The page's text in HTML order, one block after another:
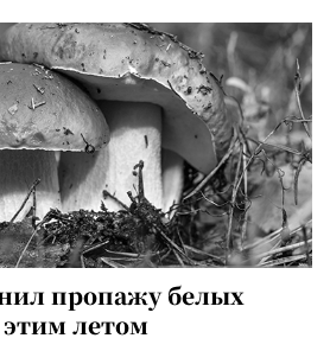
пропажу белых
этим летом